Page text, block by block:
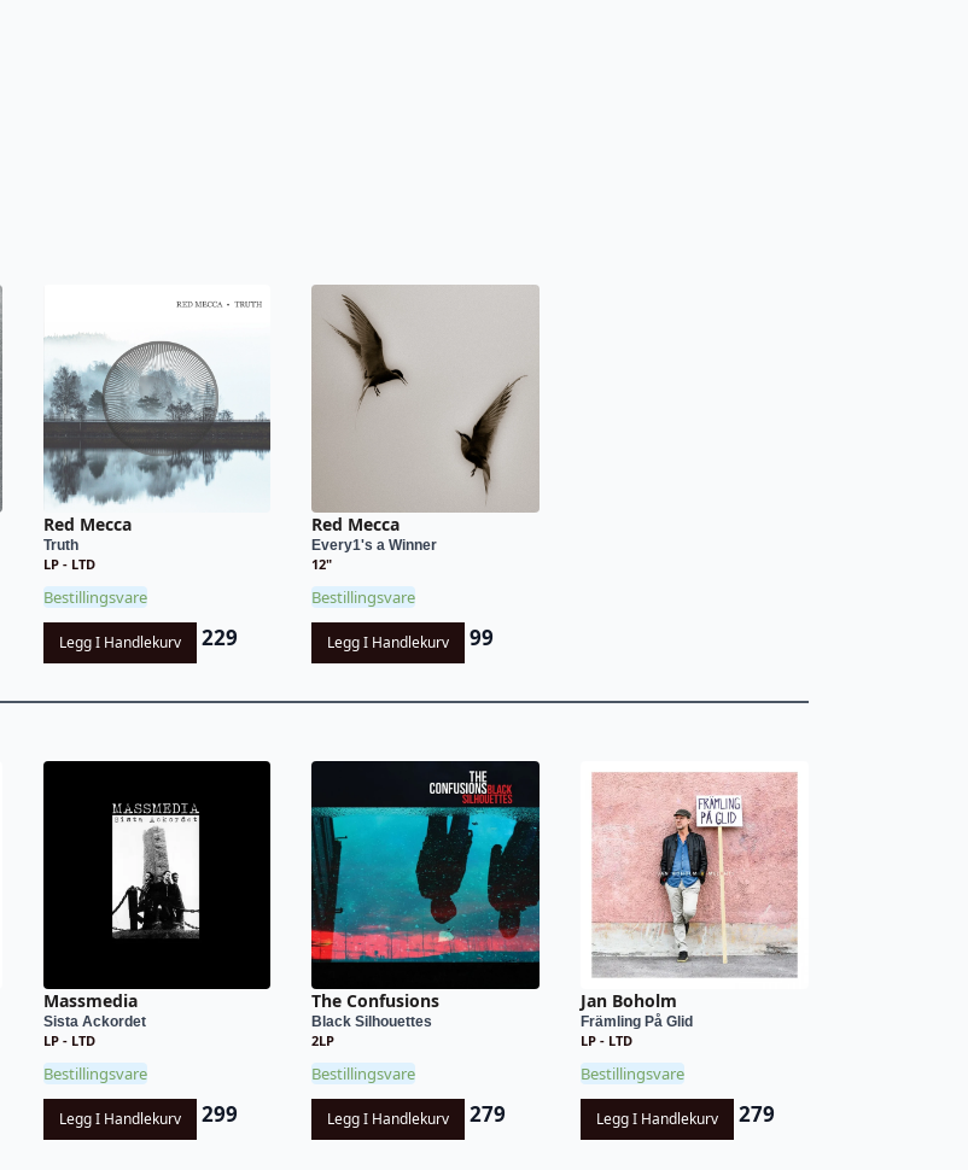
Red Mecca
Truth
LP - LTD
Bestillingsvare
Legg I Handlekurv 229
Red Mecca
Every1's a Winner
12"
Bestillingsvare
Legg I Handlekurv 99
Massmedia
Sista Ackordet
LP - LTD
Bestillingsvare
Legg I Handlekurv 299
The Confusions
Black Silhouettes
2LP
Bestillingsvare
Legg I Handlekurv 279
Jan Boholm
Främling På Glid
LP - LTD
Bestillingsvare
Legg I Handlekurv 279